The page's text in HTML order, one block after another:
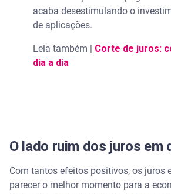
acaba desestimulando o
de aplicações.
Leia também | Corte de juros:
dia a dia
O lado ruim dos juros em
Com tantos efeitos positivos, os juros
parecer o melhor momento para a